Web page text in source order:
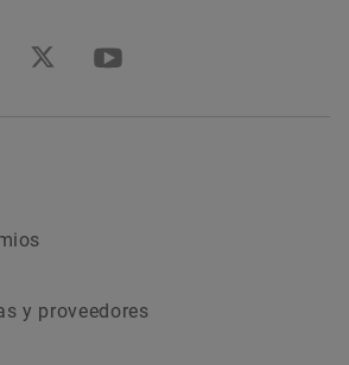
(MONTAJE, FUNCIONAMIENTO)
y proveedores